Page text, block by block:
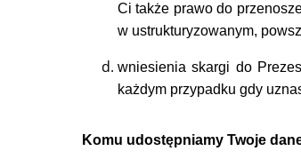
Ci także prawo do
w ustrukturyzowanym,
wniesienia skargi do
każdym przypadku gdy
Komu udostępniamy Twoje